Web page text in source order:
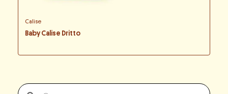
Cerca
Calise
Baby Calise Dritto